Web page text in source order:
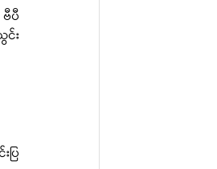
ပီ
း
ြ